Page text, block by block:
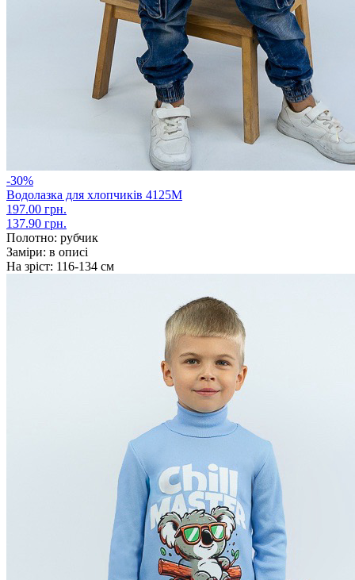
-30%
Водолазка для хлопчиків 4125М
197.00 грн.
137.90 грн.
Полотно: рубчик
Заміри: в описі
На зріст: 116-134 см